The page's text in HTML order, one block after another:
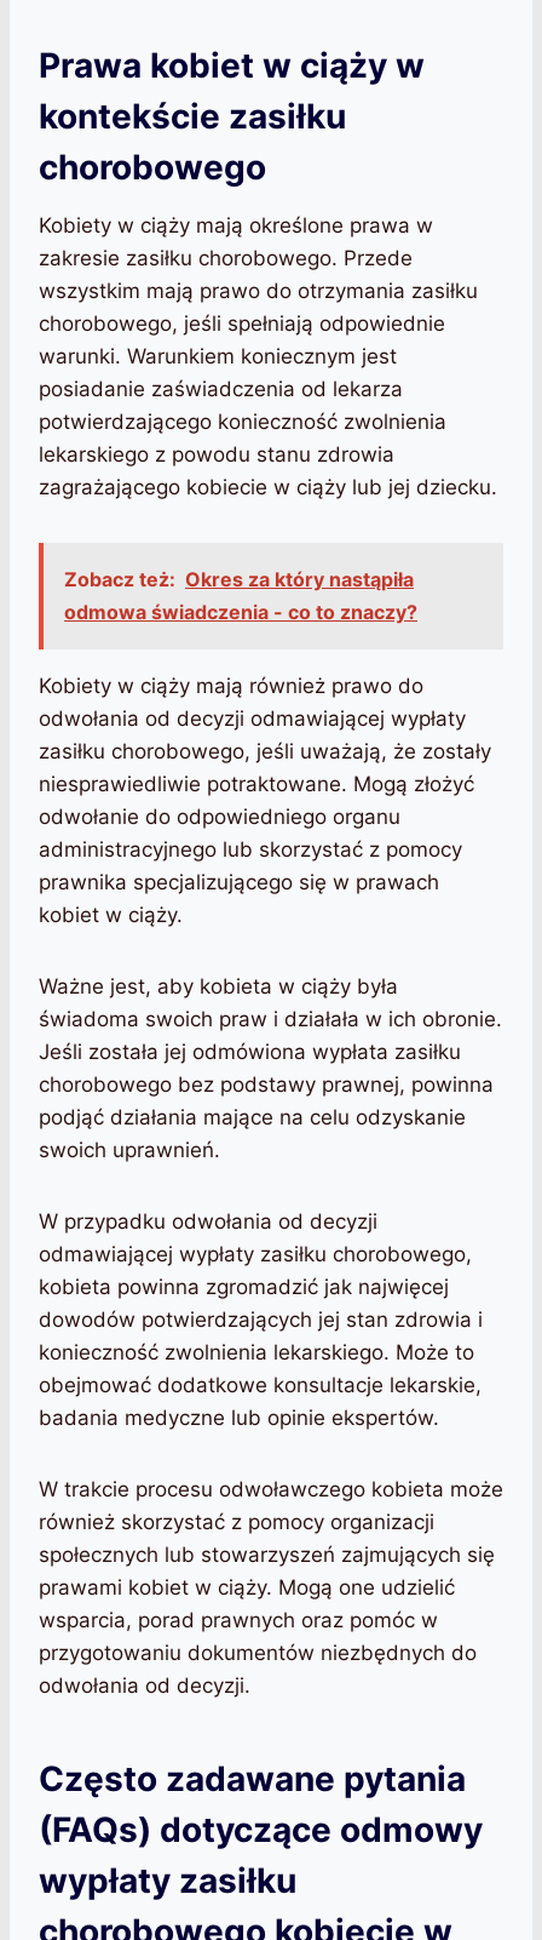
Prawa kobiet w ciąży w
kontekście zasiłku
chorobowego
Kobiety w ciąży mają określone prawa w
zakresie zasiłku chorobowego. Przede
wszystkim mają prawo do otrzymania zasiłku
chorobowego, jeśli spełniają odpowiednie
warunki. Warunkiem koniecznym jest
posiadanie zaświadczenia od lekarza
potwierdzającego konieczność zwolnienia
lekarskiego z powodu stanu zdrowia
zagrażającego kobiecie w ciąży lub jej dziecku.
Zobacz też: Okres za który nastąpiła
odmowa świadczenia - co to znaczy?
Kobiety w ciąży mają również prawo do
odwołania od decyzji odmawiającej wypłaty
zasiłku chorobowego, jeśli uważają, że zostały
niesprawiedliwie potraktowane. Mogą złożyć
odwołanie do odpowiedniego organu
administracyjnego lub skorzystać z pomocy
prawnika specjalizującego się w prawach
kobiet w ciąży.
Ważne jest, aby kobieta w ciąży była
świadoma swoich praw i działała w ich obronie.
Jeśli została jej odmówiona wypłata zasiłku
chorobowego bez podstawy prawnej, powinna
podjąć działania mające na celu odzyskanie
swoich uprawnień.
W przypadku odwołania od decyzji
odmawiającej wypłaty zasiłku chorobowego,
kobieta powinna zgromadzić jak najwięcej
dowodów potwierdzających jej stan zdrowia i
konieczność zwolnienia lekarskiego. Może to
obejmować dodatkowe konsultacje lekarskie,
badania medyczne lub opinie ekspertów.
W trakcie procesu odwoławczego kobieta może
również skorzystać z pomocy organizacji
społecznych lub stowarzyszeń zajmujących się
prawami kobiet w ciąży. Mogą one udzielić
wsparcia, porad prawnych oraz pomóc w
przygotowaniu dokumentów niezbędnych do
odwołania od decyzji.
Często zadawane pytania
(FAQs) dotyczące odmowy
wypłaty zasiłku
chorobowego kobiecie w